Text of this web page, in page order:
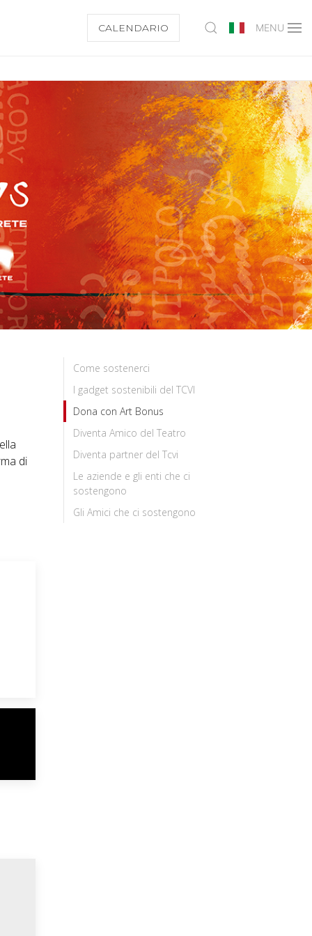
CALENDARIO MENU
di
Come sostenerci
I gadget sostenibili del TCVI
Dona con Art Bonus
Diventa Amico del Teatro
Diventa partner del Tcvi
Le aziende e gli enti che ci
sostengono
Gli Amici che ci sostengono